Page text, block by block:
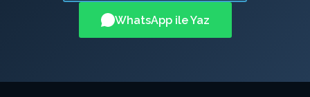
WhatsApp ile Yaz